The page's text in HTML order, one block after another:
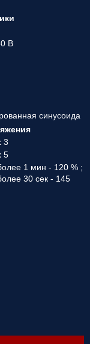
В
синусоида
3
5
1 мин - 120 % ;
30 сек - 145